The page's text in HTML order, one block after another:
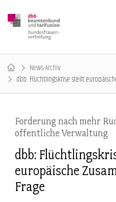
News-Archiv
dbb: Flüchtlingskrise stellt
Forderung nach mehr
öffentliche Verwaltung
dbb:
europäische
Frage